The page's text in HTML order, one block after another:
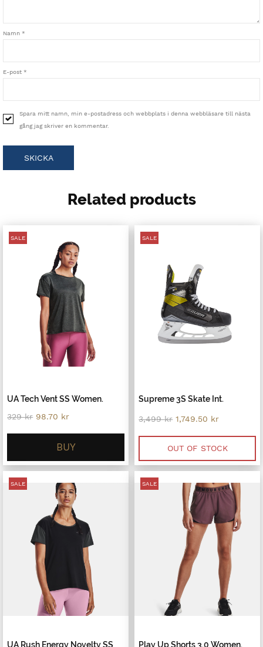
Namn*
E-post*
Spara mitt namn, min e-postadress och webbplats i denna webbläsare till nästa
gång jag skriver en kommentar.
Related products
SALE
UA Tech Vent SS Women.
329kr Original
was:
329 kr.
98.70 krCurrent
is:
98.70 kr.
BUY
SALE
Supreme 3S Skate Int.
3,499kr Original
was:
3,499 kr.
1,749.50 krCurrent
is:
1,749.50
OUT OF STOCK
SALE
UA Rush Energy Novelty SS
SALE
Play Up Shorts 3.0 Women.